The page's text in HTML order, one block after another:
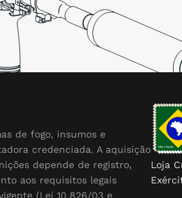
de fogo, insumos e
credenciada. A aquisição
depende de registro,
aos requisitos legais
(Lei 10.826/03 e
Loja